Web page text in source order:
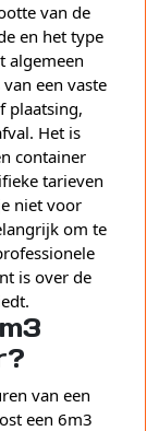
van de
en het type
algemeen
een vaste
plaatsing,
Het is
container
tarieven
niet voor
om te
is over de
van een
een 6m3